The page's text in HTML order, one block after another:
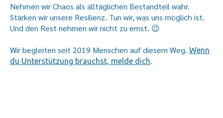
Nehmen wir Chaos als alltäglichen Bestandteil wahr.
Stärken wir unsere Resilienz. Tun wir, was uns möglich ist.
Und den Rest nehmen wir nicht zu ernst. 😉
Wir begleiten seit 2019 Menschen auf diesem Weg. Wenn
du Unterstützung brauchst, melde dich.